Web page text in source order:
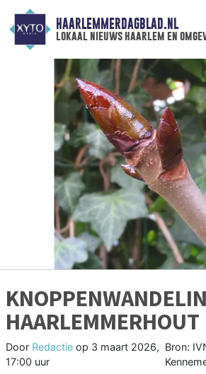
HAARLEMMERDAGBLAD.NL
lokaal nieuws haarlem en
HAARLEMMERHOUT
Door Redactie op 3 maart 2026,
17:00 uur
Bron: